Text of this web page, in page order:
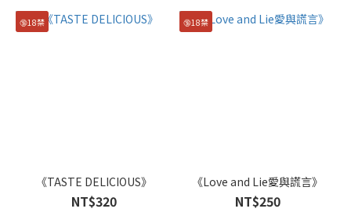
🔞18禁
《TASTE DELICIOUS》
NT$320
🔞18禁
《Love and Lie愛與謊言》
NT$250